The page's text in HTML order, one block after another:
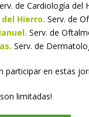
de Cardiología del
Hierro. Serv. de
Serv. de
Serv. de
participar en estas
limitadas!